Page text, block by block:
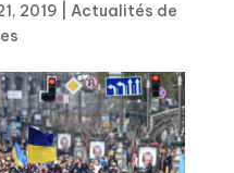
2019
Actualités de